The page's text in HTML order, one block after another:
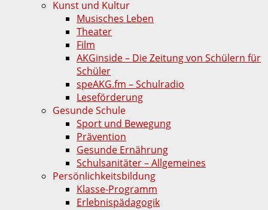
Kunst und Kultur
Musisches Leben
Theater
Film
AKGinside – Die Zeitung von Schülern für
Schüler
speAKG.fm – Schulradio
Leseförderung
Gesunde Schule
Sport und Bewegung
Prävention
Gesunde Ernährung
Schulsanitäter – Allgemeines
Persönlichkeitsbildung
Klasse-Programm
Erlebnispädagogik